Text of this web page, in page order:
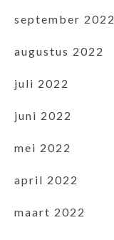
september 2022
augustus 2022
juli 2022
juni 2022
mei 2022
april 2022
maart 2022